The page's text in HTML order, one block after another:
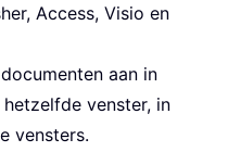
Access, Visio en
aan in
venster, in
vensters.